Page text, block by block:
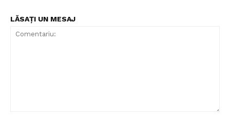
LĂSAȚI UN MESAJ